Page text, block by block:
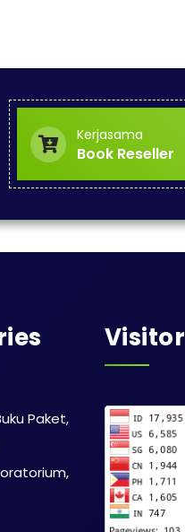
Kerjasama
Book Reseller
Paket,
Visitor